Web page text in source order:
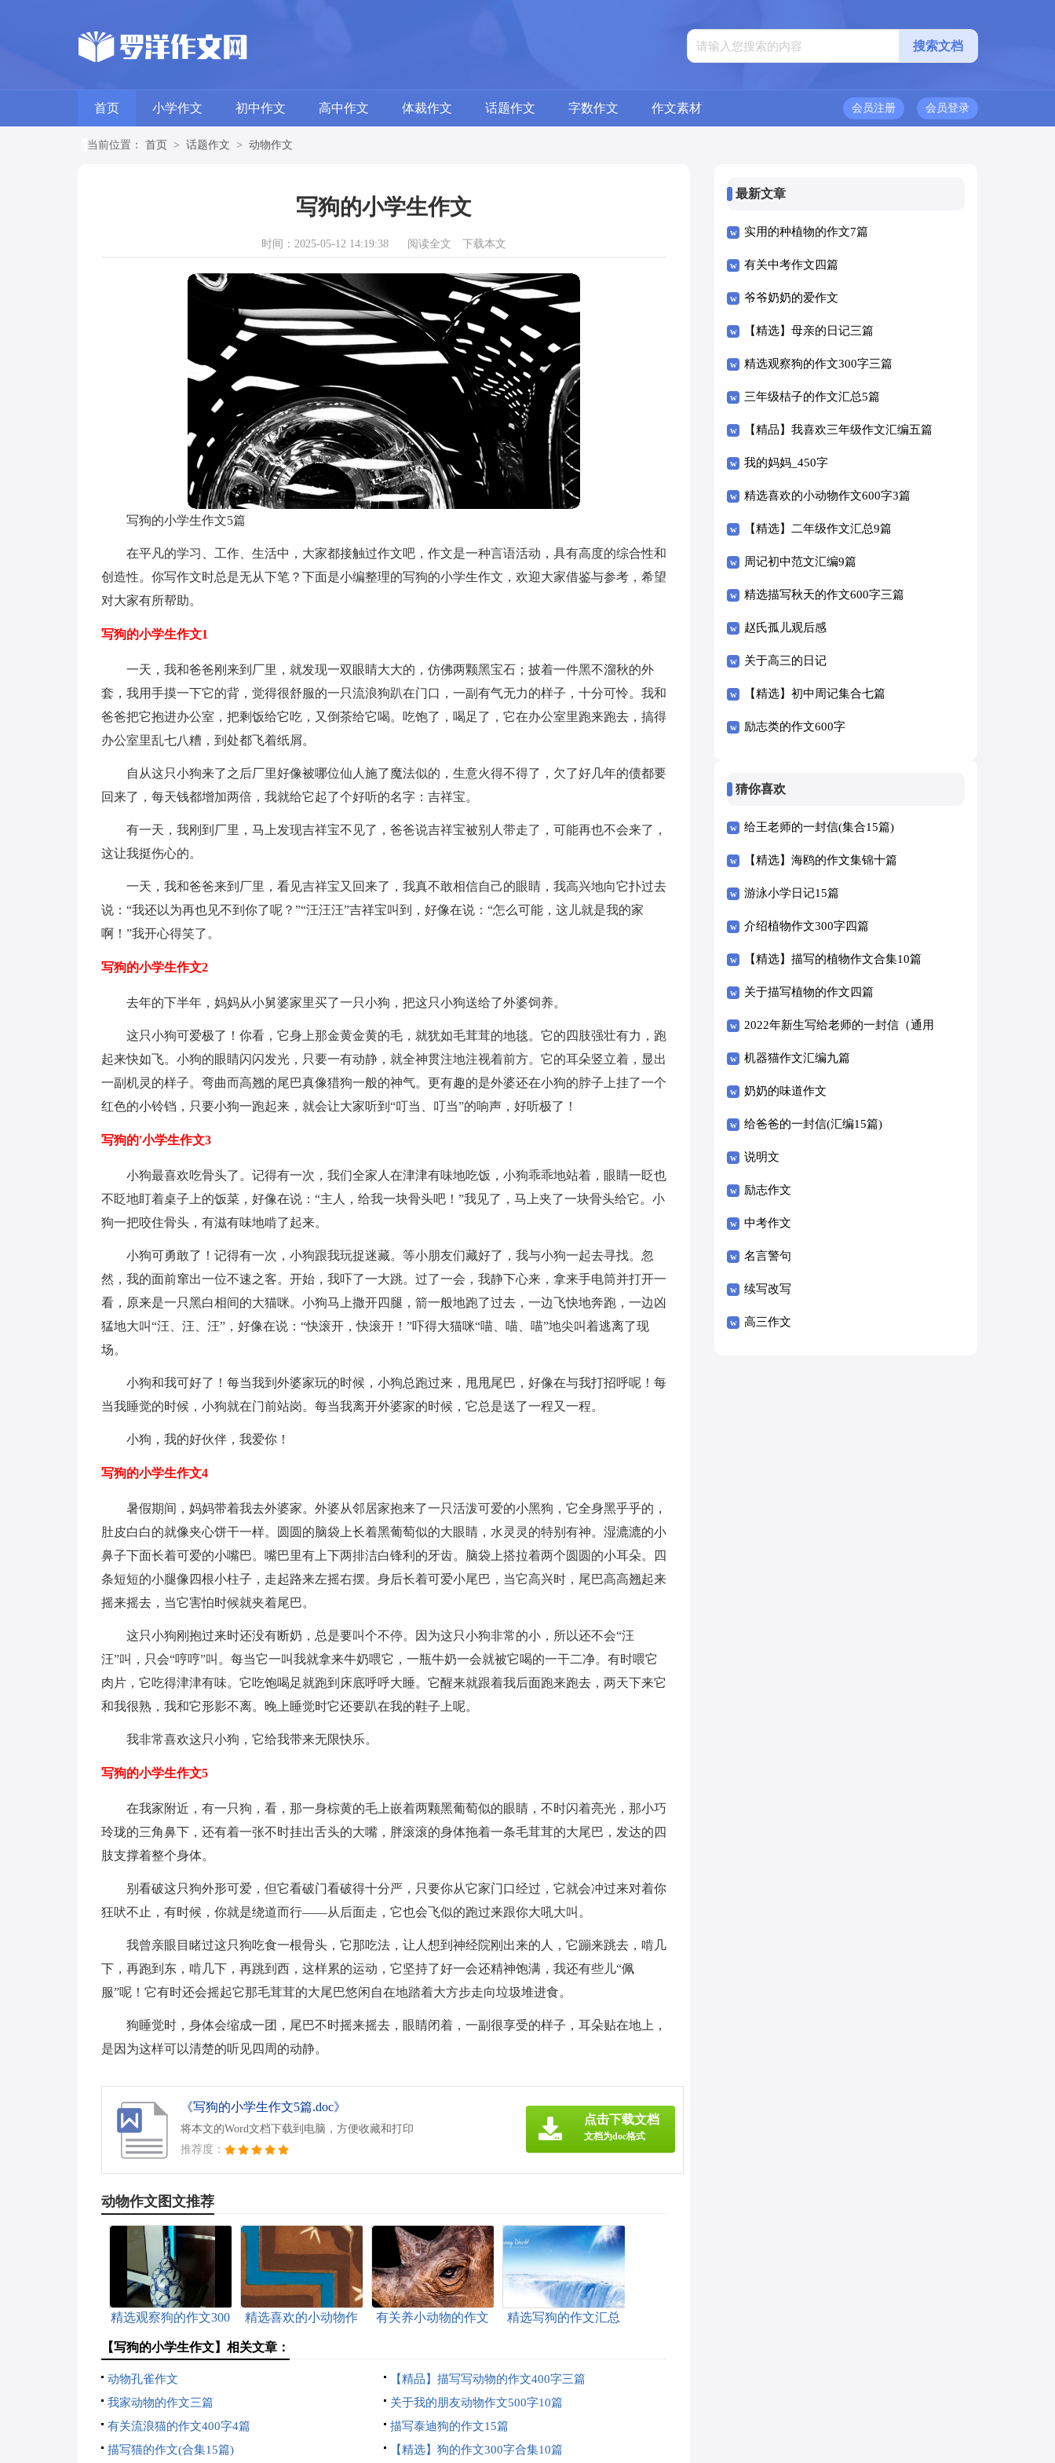
首页 小学作文 初中作文 高中作文 体裁作文 话题作文 字数作文 作文素材 会员登录
会员注册
当前位置： 首页 > 话题作文 > 动物作文
写狗的小学生作文
时间：2025-05-12 14:19:38 阅读全文 下载本文
写狗的小学生作文5篇
在平凡的学习、工作、生活中，大家都接触过作文吧，作文是一种言语活动，具有高度的综合性和
创造性。你写作文时总是无从下笔？下面是小编整理的写狗的小学生作文，欢迎大家借鉴与参考，希望
对大家有所帮助。
写狗的小学生作文1
一天，我和爸爸刚来到厂里，就发现一双眼睛大大的，仿佛两颗黑宝石；披着一件黑不溜秋的外
套，我用手摸一下它的背，觉得很舒服的一只流浪狗趴在门口，一副有气无力的样子，十分可怜。我和
爸爸把它抱进办公室，把剩饭给它吃，又倒茶给它喝。吃饱了，喝足了，它在办公室里跑来跑去，搞得
办公室里乱七八糟，到处都飞着纸屑。
自从这只小狗来了之后厂里好像被哪位仙人施了魔法似的，生意火得不得了，欠了好几年的债都要
回来了，每天钱都增加两倍，我就给它起了个好听的名字：吉祥宝。
有一天，我刚到厂里，马上发现吉祥宝不见了，爸爸说吉祥宝被别人带走了，可能再也不会来了，
这让我挺伤心的。
一天，我和爸爸来到厂里，看见吉祥宝又回来了，我真不敢相信自己的眼睛，我高兴地向它扑过去
说：“我还以为再也见不到你了呢？”“汪汪汪”吉祥宝叫到，好像在说：“怎么可能，这儿就是我的家
啊！”我开心得笑了。
写狗的小学生作文2
去年的下半年，妈妈从小舅婆家里买了一只小狗，把这只小狗送给了外婆饲养。
这只小狗可爱极了！你看，它身上那金黄金黄的毛，就犹如毛茸茸的地毯。它的四肢强壮有力，跑
起来快如飞。小狗的眼睛闪闪发光，只要一有动静，就全神贯注地注视着前方。它的耳朵竖立着，显出
一副机灵的样子。弯曲而高翘的尾巴真像猎狗一般的神气。更有趣的是外婆还在小狗的脖子上挂了一个
红色的小铃铛，只要小狗一跑起来，就会让大家听到“叮当、叮当”的响声，好听极了！
写狗的'小学生作文3
小狗最喜欢吃骨头了。记得有一次，我们全家人在津津有味地吃饭，小狗乖乖地站着，眼睛一眨也
不眨地盯着桌子上的饭菜，好像在说：“主人，给我一块骨头吧！”我见了，马上夹了一块骨头给它。小
狗一把咬住骨头，有滋有味地啃了起来。
小狗可勇敢了！记得有一次，小狗跟我玩捉迷藏。等小朋友们藏好了，我与小狗一起去寻找。忽
然，我的面前窜出一位不速之客。开始，我吓了一大跳。过了一会，我静下心来，拿来手电筒并打开一
看，原来是一只黑白相间的大猫咪。小狗马上撒开四腿，箭一般地跑了过去，一边飞快地奔跑，一边凶
猛地大叫“汪、汪、汪”，好像在说：“快滚开，快滚开！”吓得大猫咪“喵、喵、喵”地尖叫着逃离了现
场。
小狗和我可好了！每当我到外婆家玩的时候，小狗总跑过来，甩甩尾巴，好像在与我打招呼呢！每
当我睡觉的时候，小狗就在门前站岗。每当我离开外婆家的时候，它总是送了一程又一程。
小狗，我的好伙伴，我爱你！
写狗的小学生作文4
暑假期间，妈妈带着我去外婆家。外婆从邻居家抱来了一只活泼可爱的小黑狗，它全身黑乎乎的，
肚皮白白的就像夹心饼干一样。圆圆的脑袋上长着黑葡萄似的大眼睛，水灵灵的特别有神。湿漉漉的小
鼻子下面长着可爱的小嘴巴。嘴巴里有上下两排洁白锋利的牙齿。脑袋上搭拉着两个圆圆的小耳朵。四
条短短的小腿像四根小柱子，走起路来左摇右摆。身后长着可爱小尾巴，当它高兴时，尾巴高高翘起来
摇来摇去，当它害怕时候就夹着尾巴。
这只小狗刚抱过来时还没有断奶，总是要叫个不停。因为这只小狗非常的小，所以还不会“汪
汪”叫，只会“哼哼”叫。每当它一叫我就拿来牛奶喂它，一瓶牛奶一会就被它喝的一干二净。有时喂它
肉片，它吃得津津有味。它吃饱喝足就跑到床底呼呼大睡。它醒来就跟着我后面跑来跑去，两天下来它
和我很熟，我和它形影不离。晚上睡觉时它还要趴在我的鞋子上呢。
我非常喜欢这只小狗，它给我带来无限快乐。
写狗的小学生作文5
在我家附近，有一只狗，看，那一身棕黄的毛上嵌着两颗黑葡萄似的眼睛，不时闪着亮光，那小巧
玲珑的三角鼻下，还有着一张不时挂出舌头的大嘴，胖滚滚的身体拖着一条毛茸茸的大尾巴，发达的四
肢支撑着整个身体。
别看破这只狗外形可爱，但它看破门看破得十分严，只要你从它家门口经过，它就会冲过来对着你
狂吠不止，有时候，你就是绕道而行――从后面走，它也会飞似的跑过来跟你大吼大叫。
我曾亲眼目睹过这只狗吃食一根骨头，它那吃法，让人想到神经院刚出来的人，它蹦来跳去，啃几
下，再跑到东，啃几下，再跳到西，这样累的运动，它坚持了好一会还精神饱满，我还有些儿“佩
服”呢！它有时还会摇起它那毛茸茸的大尾巴悠闲自在地踏着大方步走向垃圾堆进食。
狗睡觉时，身体会缩成一团，尾巴不时摇来摇去，眼睛闭着，一副很享受的样子，耳朵贴在地上，
是因为这样可以清楚的听见四周的动静。
《写狗的小学生作文5篇.doc》
将本文的Word文档下载到电脑，方便收藏和打印
推荐度：
点击下载文档
文档为doc格式
动物作文图文推荐
精选观察狗的作文300
精选喜欢的小动物作
有关养小动物的作文
精选写狗的作文汇总
【写狗的小学生作文】相关文章：
动物孔雀作文
【精品】描写写动物的作文400字三篇
我家动物的作文三篇
关于我的朋友动物作文500字10篇
有关流浪猫的作文400字4篇
描写泰迪狗的作文15篇
描写猫的作文(合集15篇)
【精选】狗的作文300字合集10篇
最新文章
实用的种植物的作文7篇
有关中考作文四篇
爷爷奶奶的爱作文
【精选】母亲的日记三篇
精选观察狗的作文300字三篇
三年级桔子的作文汇总5篇
【精品】我喜欢三年级作文汇编五篇
我的妈妈_450字
精选喜欢的小动物作文600字3篇
【精选】二年级作文汇总9篇
周记初中范文汇编9篇
精选描写秋天的作文600字三篇
赵氏孤儿观后感
关于高三的日记
【精选】初中周记集合七篇
励志类的作文600字
猜你喜欢
给王老师的一封信(集合15篇)
【精选】海鸥的作文集锦十篇
游泳小学日记15篇
介绍植物作文300字四篇
【精选】描写的植物作文合集10篇
关于描写植物的作文四篇
2022年新生写给老师的一封信（通用
8篇）
机器猫作文汇编九篇
奶奶的味道作文
给爸爸的一封信(汇编15篇)
说明文
励志作文
中考作文
名言警句
续写改写
高三作文